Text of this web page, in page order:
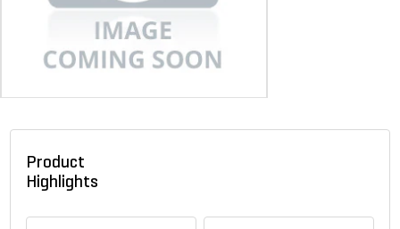
Product
Highlights